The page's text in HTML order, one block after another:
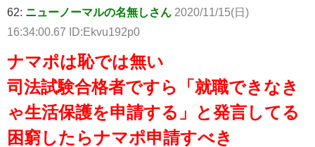
62: ニューノーマルの名無しさん 2020/11/15(日)
16:34:00.67 ID:Ekvu192p0
ナマポは恥では無い
司法試験合格者ですら「就職できなき
ゃ生活保護を申請する」と発言してる
困窮したらナマポ申請すべき